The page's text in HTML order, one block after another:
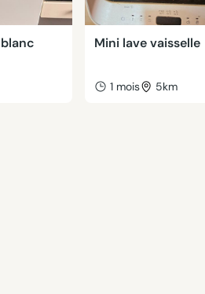
Mini lave vaisselle
1 mois 5km